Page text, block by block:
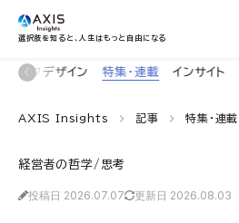
選択肢を知ると、人生はもっと自由になる
ライフデザイン 特集・連載 インサイト
AXIS Insights 記事 特集・連載
経営者の哲学/思考
投稿日 2026.07.07 更新日 2026.08.03